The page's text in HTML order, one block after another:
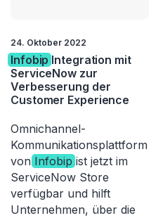
24. Oktober 2022
Infobip Integration mit
ServiceNow zur
Verbesserung der
Customer Experience
Omnichannel-
Kommunikationsplattform
von Infobip ist jetzt im
ServiceNow Store
verfügbar und hilft
Unternehmen, über die